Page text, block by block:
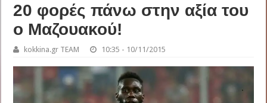
20 φορές πάνω στην αξία του
ο Μαζουακού!
kokkina.gr TEAM 10:35 - 10/11/2015